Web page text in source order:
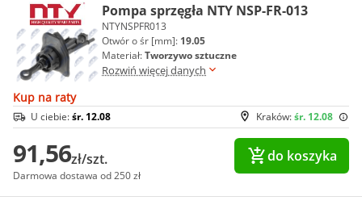
Pompa sprzęgła NTY NSP-FR-013
NTYNSPFR013
Otwór o śr [mm]: 19.05
Materiał:Tworzywo sztuczne
Rozwiń więcej danych
Kup na raty
Kraków:śr. 12.08
U ciebie:śr. 12.08
91,56zł/szt.
Darmowa dostawa od 250 zł
do koszyka